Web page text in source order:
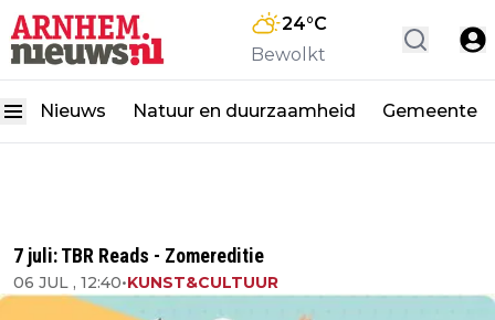
24°C
Bewolkt
Nieuws Natuur en duurzaamheid Gemeente
7 juli: TBR Reads - Zomereditie
06 JUL , 12:40•KUNST&CULTUUR